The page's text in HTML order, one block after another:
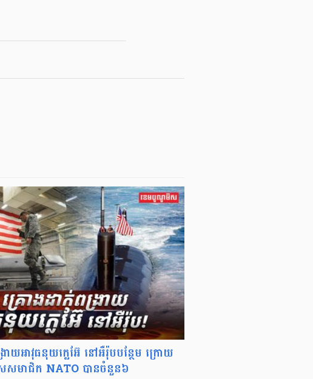
ាយអាវុធនុយក្លេអ៊ែ នៅអឺរ៉ុបបន្ថែម ក្រោយ
សសមាជិក NATO បានចំនួន៦